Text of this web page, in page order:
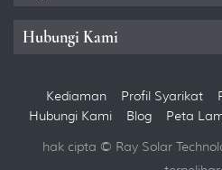
Hubungi Kami
Kediaman Profil Syarikat
Hubungi Kami
Blog Peta
hak cipta © Ray Solar